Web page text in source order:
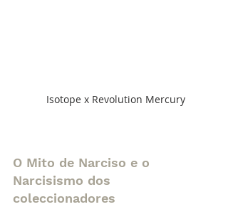
Isotope x Revolution Mercury
O Mito de Narciso e o
Narcisismo dos
coleccionadores